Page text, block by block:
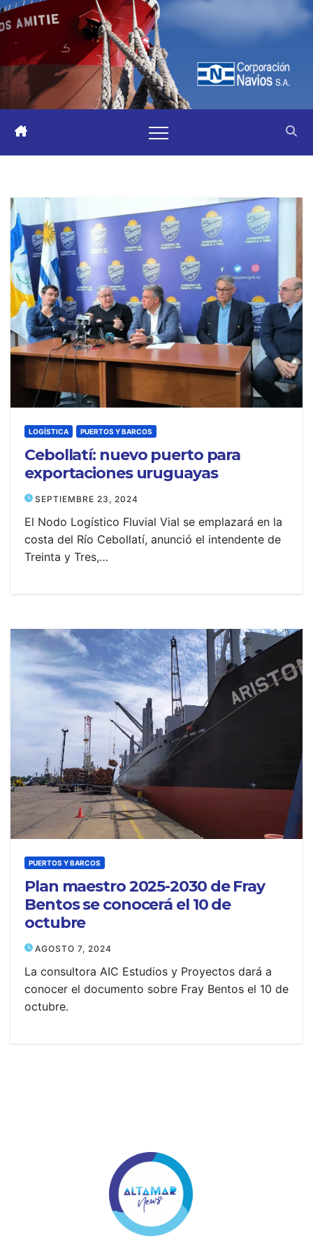
LOGÍSTICA PUERTOS Y BARCOS
Cebollatí: nuevo puerto para
exportaciones uruguayas
SEPTIEMBRE 23, 2024
El Nodo Logístico Fluvial Vial se emplazará en la
costa del Río Cebollatí, anunció el intendente de
Treinta y Tres,…
PUERTOS Y BARCOS
Plan maestro 2025-2030 de Fray
Bentos se conocerá el 10 de
octubre
AGOSTO 7, 2024
La consultora AIC Estudios y Proyectos dará a
conocer el documento sobre Fray Bentos el 10 de
octubre.